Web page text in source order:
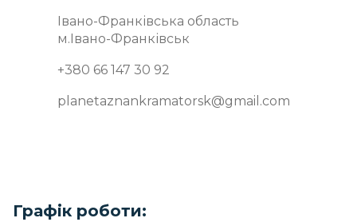
Івано-Франківська область
м.Івано-Франківськ
+380 66 147 30 92
planetaznankramatorsk@gmail.com
Графік роботи: